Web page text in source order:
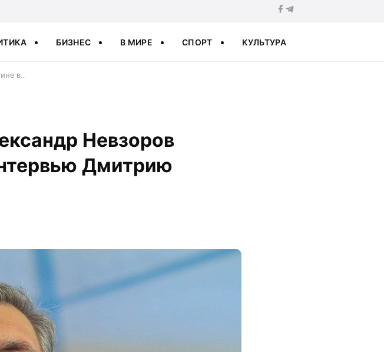
БИЗНЕС В МИРЕ СПОРТ КУЛЬТУРА
в…
Невзоров
Дмитрию